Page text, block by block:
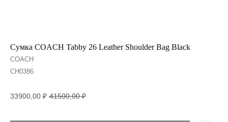
Сумка COACH Tabby 26 Leather Shoulder Bag Black
COACH
CH0386
33900,00 ₽ 41500,00 ₽